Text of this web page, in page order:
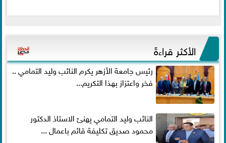
الأكثر قراءةً
رئيس جامعة الأزهر يكرم النائب وليد التمامي ..
فخر واعتزاز بهذا التكريم...
النائب وليد التمامي يهنئ الاستاذ الدكتور
محمود صديق تكليفة قائم باعمال ...